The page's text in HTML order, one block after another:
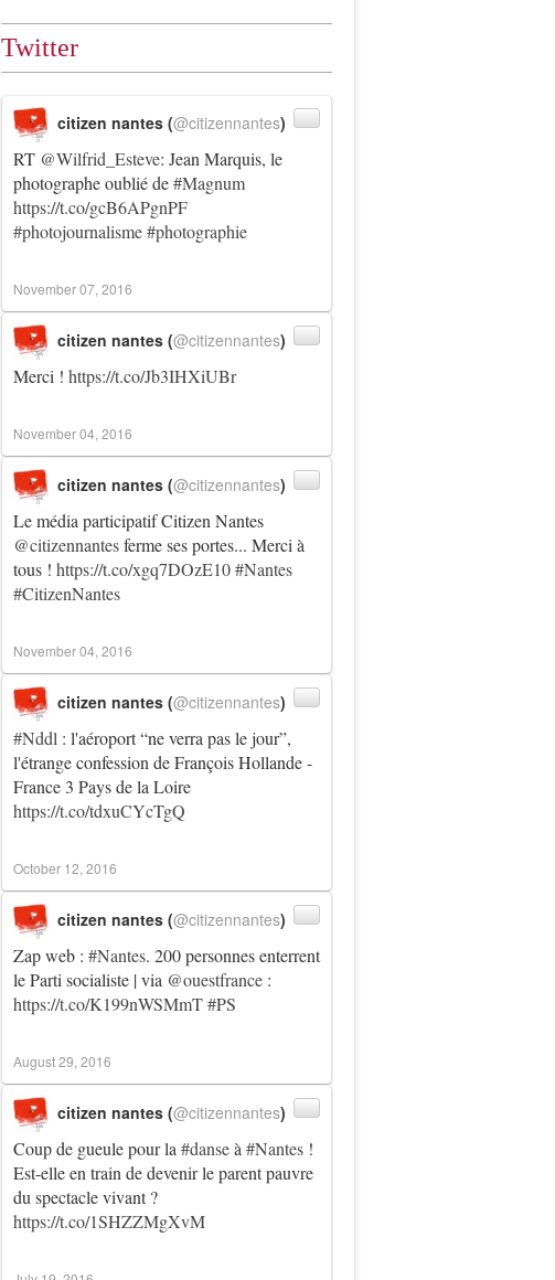
Twitter
RT @Wilfrid_Esteve: Jean Marquis, le
photographe oublié de#Magnum
https://t.co/gcB6APgnPF
#photojournalisme#photographie
citizen nantes (@citizennantes)
November 07, 2016
Merci ! https://t.co/Jb3IHXiUBr
citizen nantes (@citizennantes)
November 04, 2016
Le média participatif Citizen Nantes
@citizennantesferme ses portes... Merci à
tous ! https://t.co/xgq7DOzE10#Nantes
#CitizenNantes
citizen nantes (@citizennantes)
November 04, 2016
#Nddl : l'aéroport “ne verra pas le jour”,
l'étrange confession de François Hollande -
France 3 Pays de la Loire
https://t.co/tdxuCYcTgQ
citizen nantes (@citizennantes)
October 12, 2016
Zap web : #Nantes. 200 personnes enterrent
le Parti socialiste | via @ouestfrance :
https://t.co/K199nWSMmT#PS
citizen nantes (@citizennantes)
August 29, 2016
Coup de gueule pour la #danseà #Nantes !
Est-elle en train de devenir le parent pauvre
du spectacle vivant ?
https://t.co/1SHZZMgXvM
citizen nantes (@citizennantes)